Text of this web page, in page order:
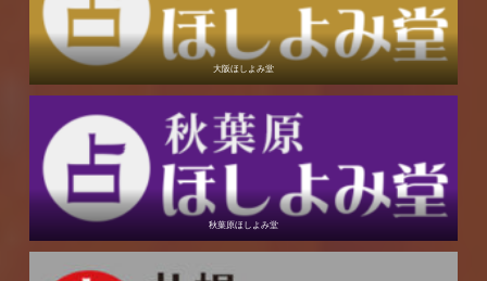
大阪ほしよみ堂
秋葉原ほしよみ堂